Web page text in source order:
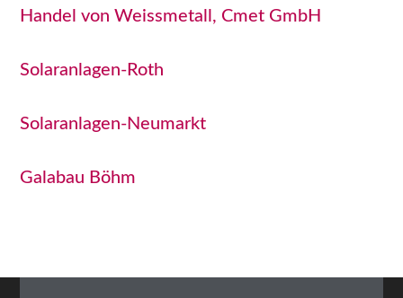
Handel von Weissmetall, Cmet GmbH
Solaranlagen-Roth
Solaranlagen-Neumarkt
Galabau Böhm